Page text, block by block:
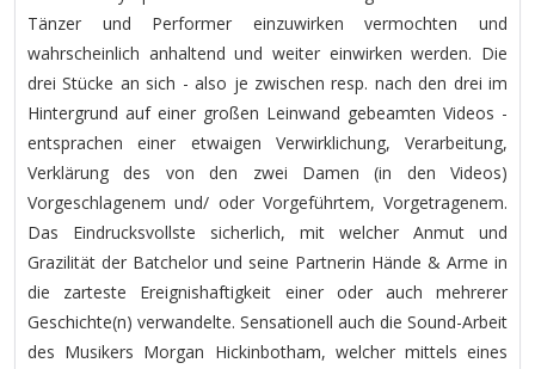
Tänzer und Performer einzuwirken vermochten und
wahrscheinlich anhaltend und weiter einwirken werden. Die
drei Stücke an sich - also je zwischen resp. nach den drei im
Hintergrund auf einer großen Leinwand gebeamten Videos -
entsprachen einer etwaigen Verwirklichung, Verarbeitung,
Verklärung des von den zwei Damen (in den Videos)
Vorgeschlagenem und/ oder Vorgeführtem, Vorgetragenem.
Das Eindrucksvollste sicherlich, mit welcher Anmut und
Grazilität der Batchelor und seine Partnerin Hände & Arme in
die zarteste Ereignishaftigkeit einer oder auch mehrerer
Geschichte(n) verwandelte. Sensationell auch die Sound-Arbeit
des Musikers Morgan Hickinbotham, welcher mittels eines